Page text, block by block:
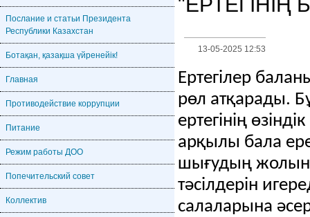
Послание и статьи Президента
Республики Казахстан
Ботақан, қазақша үйренейік!
Главная
Противодействие коррупции
Питание
Режим работы ДОО
Попечительский совет
Коллектив
13-05-2025 12:53
Ертегілер
рөл атқарады.
ертегінің
арқылы бала
шығудың жолын
тәсілдерін
салаларына